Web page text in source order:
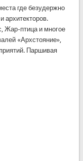
где безудержно
архитекторов.
Жар-птица и многое
«Архстояние»,
Паршивая